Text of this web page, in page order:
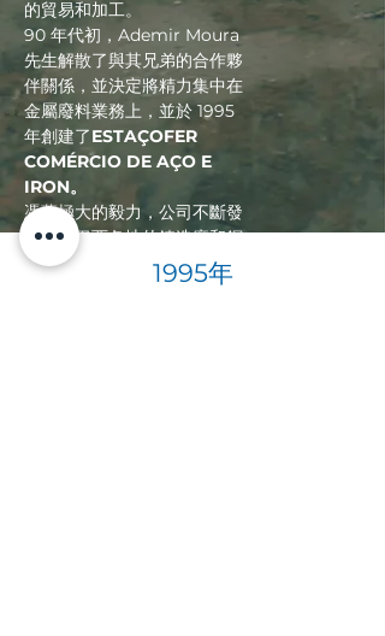
的貿易和加工。
90 年代初，Ademir Moura
先生解散了與其兄弟的合作夥
伴關係，並決定將精力集中在
金屬廢料業務上，並於 1995
年創建了ESTAÇOFER
COMÉRCIO DE AÇO E
IRON。
憑藉極大的毅力，公司不斷發
展，與巴西各地的鑄造廠和鋼
廠建立了長期的商業關係。
2007 年，一個商機帶來了豐
1995年